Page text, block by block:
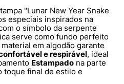
"Lunar New Year Snake
especiais inspirados na
o símbolo da serpente
serve como fundo perfeito
em algodão garante
e respirável, ideal
Estampado na parte
toque final de estilo e